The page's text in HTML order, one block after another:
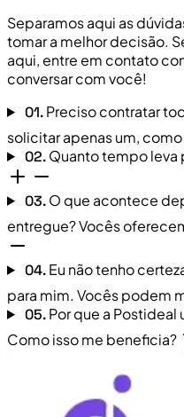
Separamos aqui as
tomar a melhor decisão.
aqui, entre em contato
conversar com você!
01.Preciso contratar
solicitar apenas um,
02.Quanto tempo leva
03.O que acontece
entregue? Vocês
04.Eu não tenho
para mim. Vocês podem
05.Por que a Postideal
Como isso me beneficia?